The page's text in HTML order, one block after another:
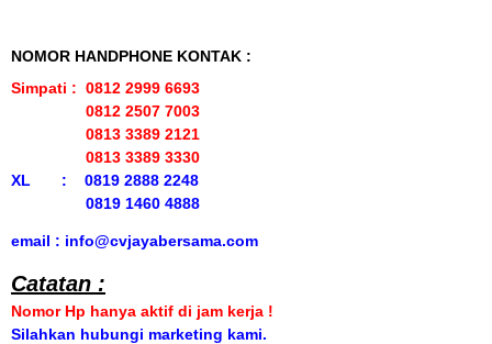
NOMOR HANDPHONE KONTAK :
Simpati : 0812 2999 6693
0812 2507 7003
0813 3389 2121
0813 3389 3330
XL : 0819 2888 2248
0819 1460 4888
email : info@cvjayabersama.com
Catatan :
Nomor Hp hanya aktif di jam kerja !
Silahkan hubungi marketing kami.